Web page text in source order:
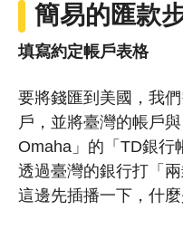
簡易的匯款
填寫約定帳戶表格
要將錢匯到美國，我
戶，並將臺灣的帳戶
Omaha」的「TD銀行
透過臺灣的銀行打「兩
這邊先插播一下，什